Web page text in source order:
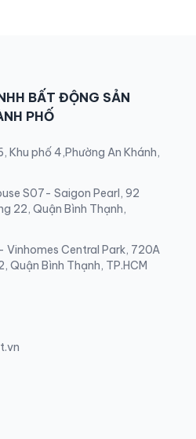
BẤT ĐỘNG SẢN
PHỐ
Khu phố 4,Phường An Khánh,
S07- Saigon Pearl, 92
22, Quận Bình Thạnh,
Vinhomes Central Park, 720A
Quận Bình Thạnh, TP.HCM